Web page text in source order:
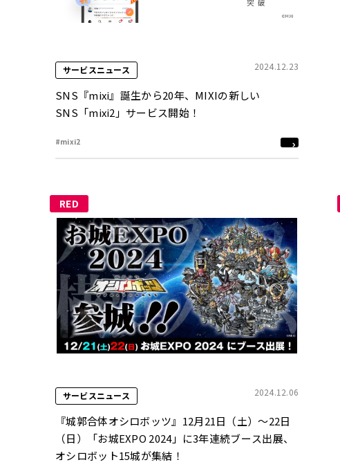
サービスニュース 2024.12.23
SNS『mixi』誕生から20年、MIXIの新しい
SNS「mixi2」サービス開始！
#mixi2
RED
サービスニュース 2024.12.06
『城郭合体オシロボッツ』12月21日（土）～22日
（日）「お城EXPO 2024」に3年連続ブース出展、
オシロボット15城が集結！